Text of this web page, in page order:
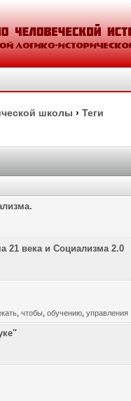
школы ›Теги
21 века и Социализма 2.0
,чтобы ,обучению ,управления